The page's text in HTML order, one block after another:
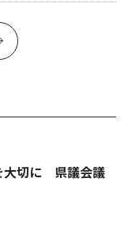
大切に 県議会議